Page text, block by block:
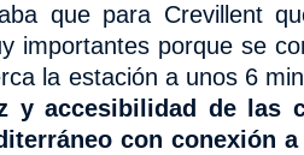
que para Crevillent
importantes porque se
la estación a unos 6
y accesibilidad de las
con conexión a